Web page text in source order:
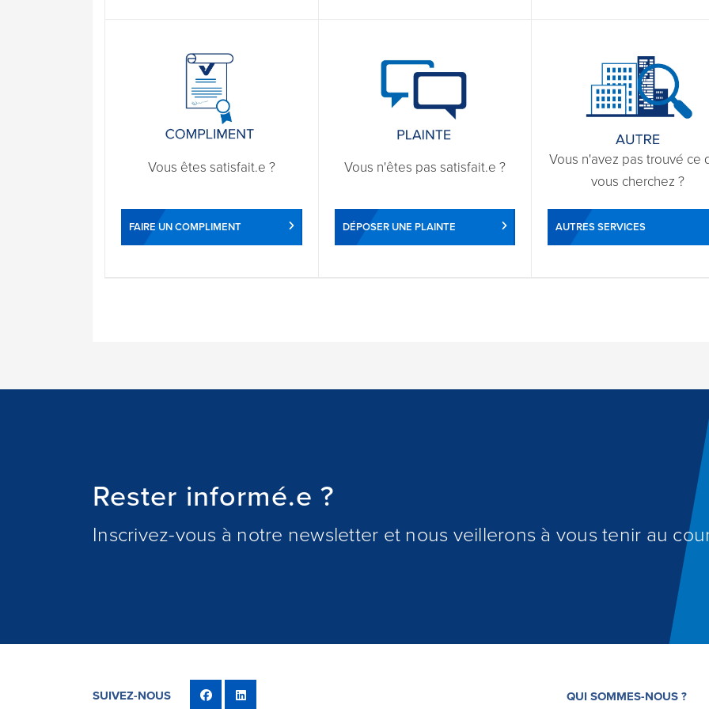
Vous êtes satisfait.e ?
FAIRE UN COMPLIMENT
Vous n'êtes pas satisfait.e ?
DÉPOSER UNE PLAINTE
Vous n'avez pas trouvé ce
vous cherchez ?
AUTRES SERVICES
Rester informé.e ?
Inscrivez-vous à notre newsletter et nous veillerons à vous tenir au
QUI SOMMES-NOUS ?
SUIVEZ-NOUS